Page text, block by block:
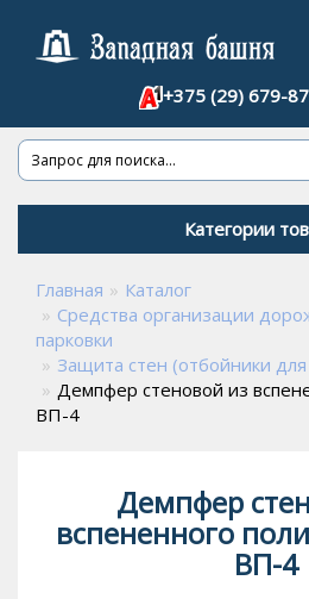
+375 (29) 679-
Категории
Главная
Каталог
Средства организации
парковки
Защита стен (отбойники для
Демпфер стеновой из
ВП-4
Демпфер
вспененного
ВП-4